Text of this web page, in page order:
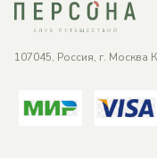
107045, Россия, г. Москва